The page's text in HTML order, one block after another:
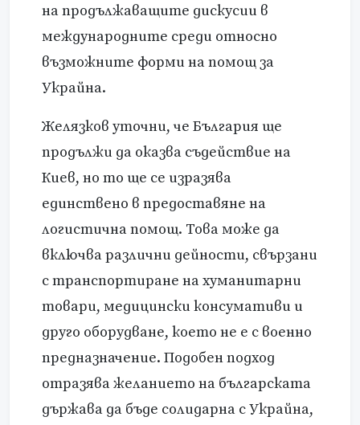
на продължаващите дискусии в
международните среди относно
възможните форми на помощ за
Украйна.
Желязков уточни, че България ще
продължи да оказва съдействие на
Киев, но то ще се изразява
единствено в предоставяне на
логистична помощ. Това може да
включва различни дейности, свързани
с транспортиране на хуманитарни
товари, медицински консумативи и
друго оборудване, което не е с военно
предназначение. Подобен подход
отразява желанието на българската
държава да бъде солидарна с Украйна,